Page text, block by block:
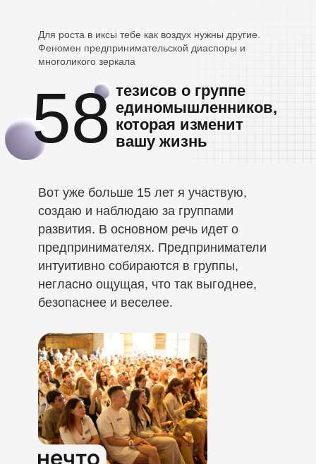
Для роста в иксы тебе как воздух нужны другие.
Феномен предпринимательской диаспоры и
многоликого зеркала
58 тезисов о группе
единомышленников,
которая изменит
вашу жизнь
Вот уже больше 15 лет я участвую,
создаю и наблюдаю за группами
развития. В основном речь идет о
предпринимателях. Предприниматели
интуитивно собираются в группы,
негласно ощущая, что так выгоднее,
безопаснее и веселее.